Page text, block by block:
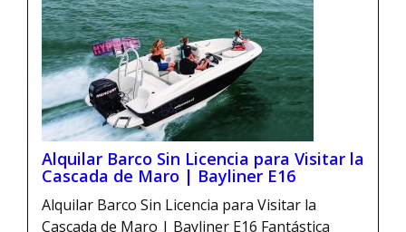
Alquilar Barco Sin Licencia para Visitar la
Cascada de Maro | Bayliner E16
Alquilar Barco Sin Licencia para Visitar la
Cascada de Maro | Bayliner E16 Fantástica